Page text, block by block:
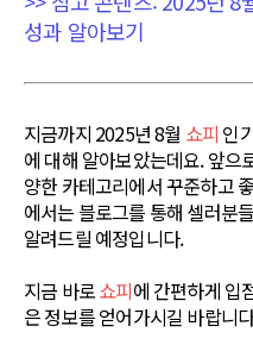
성과 알아보기
지금까지 2025년 8월 쇼피 인
에 대해 알아보았는데요. 앞으
양한 카테고리에서 꾸준하고
에서는 블로그를 통해 셀러분
알려드릴 예정입니다.
지금 바로쇼피에 간편하게 입
은 정보를 얻어가시길 바랍니